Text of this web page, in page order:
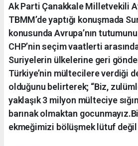
Ak Parti Çanakkale Milletvekili
TBMM’de yaptığı konuşmada
konusunda Avrupa’nın
CHP’nin seçim vaatlerti
Suriyelerin ülkelerine geri
Türkiye’nin mültecilere verdiği
olduğunu belirterek; “Biz,
yaklaşık 3 milyon mülteciye
barınak olmaktan
ekmeğimizi bölüşmek lütuf